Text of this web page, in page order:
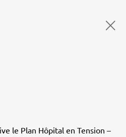
le Plan Hôpital en Tension –